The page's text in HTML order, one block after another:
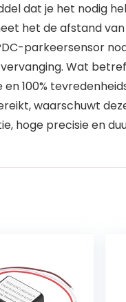
dat je het nodig
meet het de
parkeersensor
Wat
waarschuwt
hoge precisie en